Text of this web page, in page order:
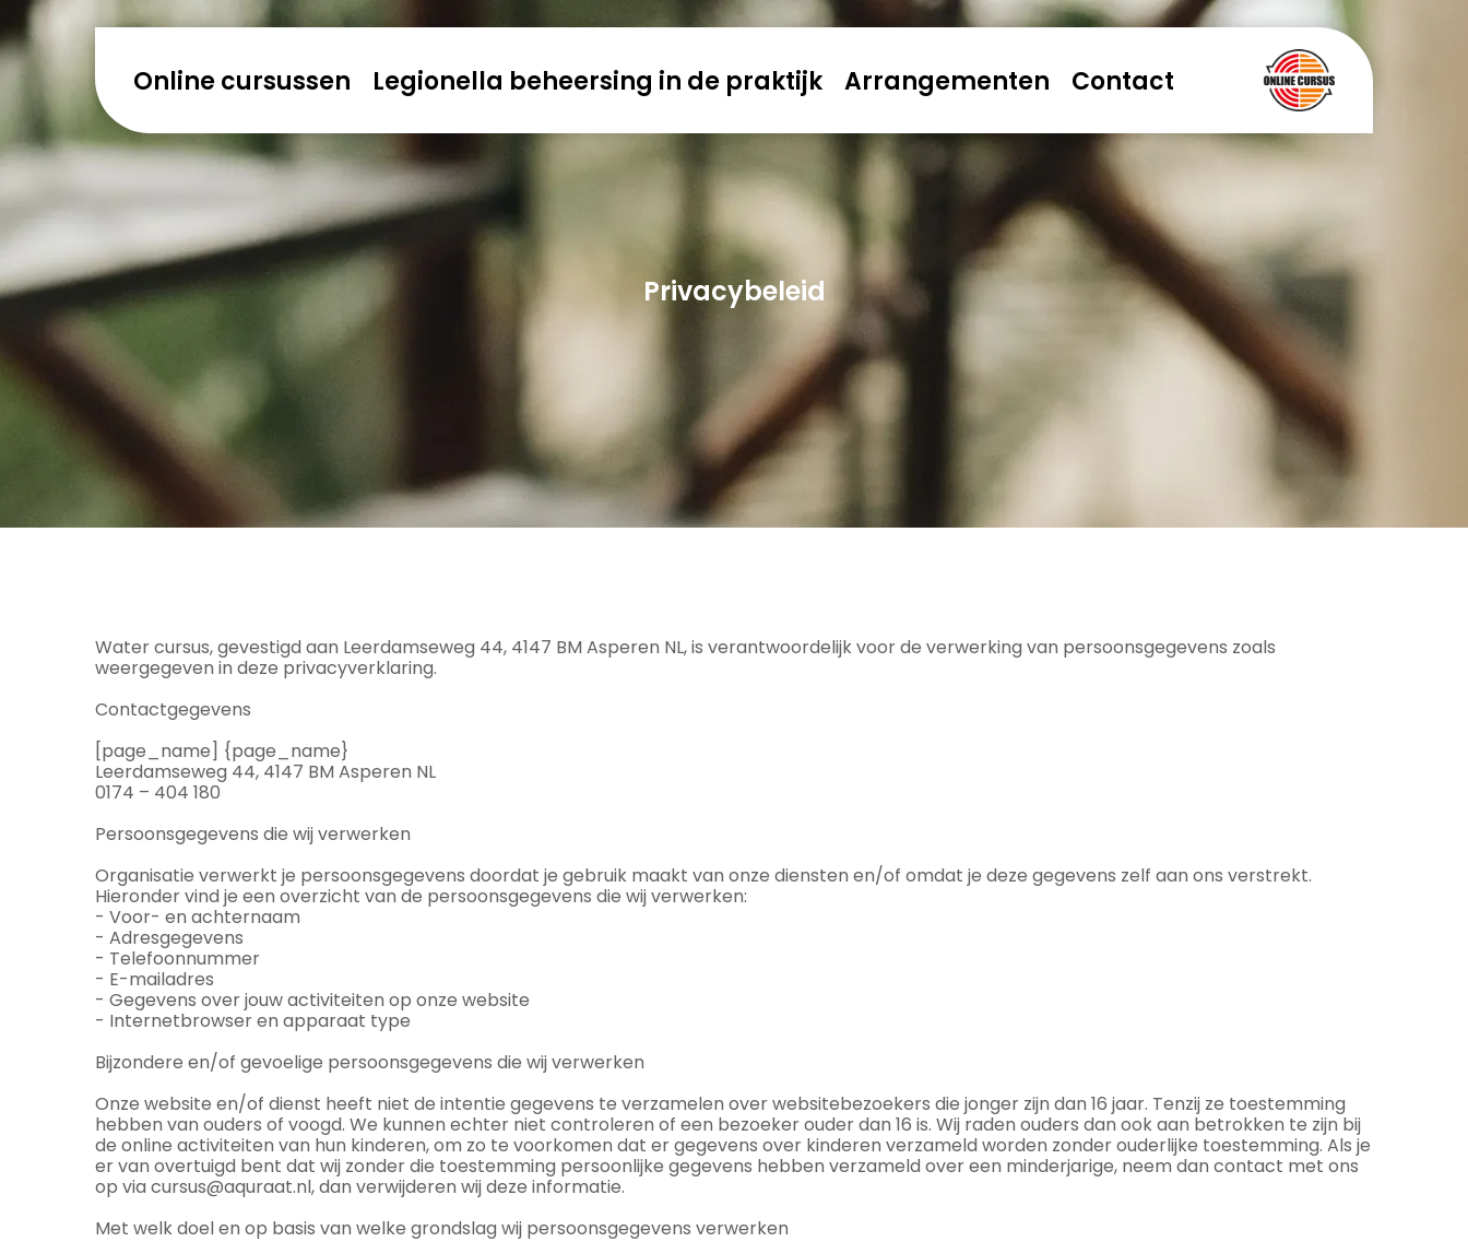
Online cursussen Legionella beheersing in de praktijk Arrangementen Contact
Privacybeleid
Water cursus, gevestigd aan Leerdamseweg 44, 4147 BM Asperen NL, is verantwoordelijk voor de verwerking van persoonsgegevens zoals
weergegeven in deze privacyverklaring.
Contactgegevens
[page_name] {page_name}
Leerdamseweg 44, 4147 BM Asperen NL
0174 – 404 180
Persoonsgegevens die wij verwerken
Organisatie verwerkt je persoonsgegevens doordat je gebruik maakt van onze diensten en/of omdat je deze gegevens zelf aan ons verstrekt.
Hieronder vind je een overzicht van de persoonsgegevens die wij verwerken:
- Voor- en achternaam
- Adresgegevens
- Telefoonnummer
- E-mailadres
- Gegevens over jouw activiteiten op onze website
- Internetbrowser en apparaat type
Bijzondere en/of gevoelige persoonsgegevens die wij verwerken
Onze website en/of dienst heeft niet de intentie gegevens te verzamelen over websitebezoekers die jonger zijn dan 16 jaar. Tenzij ze toestemming
hebben van ouders of voogd. We kunnen echter niet controleren of een bezoeker ouder dan 16 is. Wij raden ouders dan ook aan betrokken te zijn bij
de online activiteiten van hun kinderen, om zo te voorkomen dat er gegevens over kinderen verzameld worden zonder ouderlijke toestemming. Als je
er van overtuigd bent dat wij zonder die toestemming persoonlijke gegevens hebben verzameld over een minderjarige, neem dan contact met ons
op via cursus@aquraat.nl, dan verwijderen wij deze informatie.
Met welk doel en op basis van welke grondslag wij persoonsgegevens verwerken